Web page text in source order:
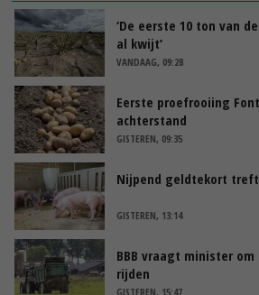
‘De eerste 10 ton van
al kwijt’
VANDAAG, 09:28
Eerste proefrooiing
achterstand
GISTEREN, 09:35
Nijpend geldtekort
GISTEREN, 13:14
BBB vraagt minister
rijden
GISTEREN, 15:47